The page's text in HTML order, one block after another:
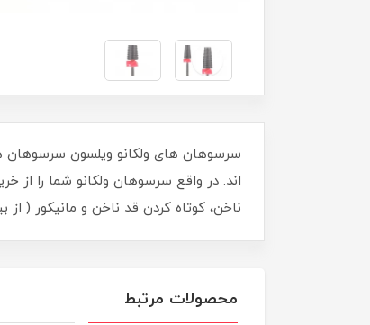
سرسوهان های ولکانو ویلسون
اند. در واقع سرسوهان ولکانو شما را از
ناخن، کوتاه کردن قد ناخن و مانیکور ( از
محصولات مرتبط